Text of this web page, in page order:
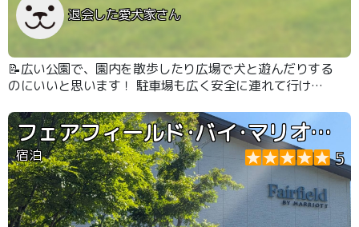
退会した愛犬家さん
📝広い公園で、園内を散歩したり広場で犬と遊んだりする
のにいいと思います！ 駐車場も広く安全に連れて行ける
フェアフィールド･バイ･マリオット･岐阜清流里山公園
宿泊 5